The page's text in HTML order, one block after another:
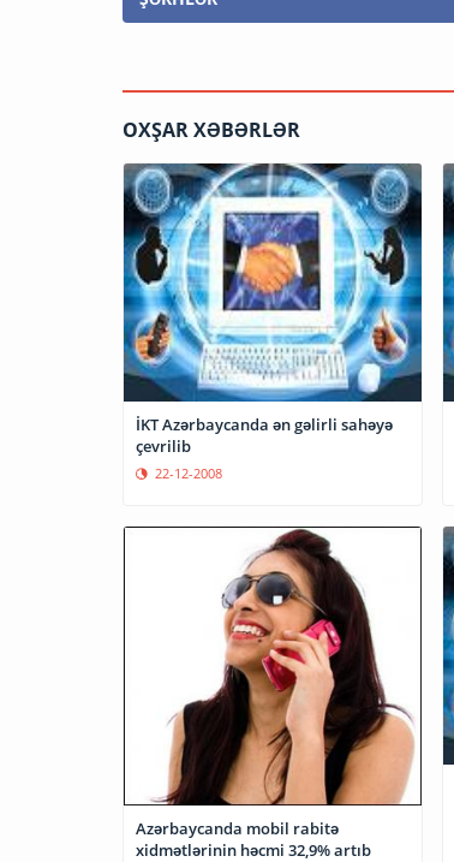
OXŞAR XƏBƏRLƏR
İKT Azərbaycanda ən gəlirli sahəyə
çevrilib
22-12-2008
Azərbaycanda mobil rabitə
xidmətlərinin həcmi 32,9% artıb